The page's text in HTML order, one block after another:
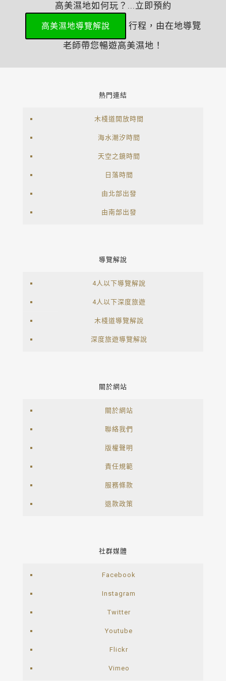
高美濕地如何玩？...立即預約
高美濕地導覽解說
行程，由在地導覽
老師帶您暢遊高美濕地！
熱門連結
木棧道開放時間
海水潮汐時間
天空之鏡時間
日落時間
由北部出發
由南部出發
導覽解說
4人以下導覽解說
4人以下深度旅遊
木棧道導覽解說
深度旅遊導覽解說
關於網站
關於網站
聯絡我們
版權聲明
責任規範
服務條款
退款政策
社群媒體
Facebook
Instagram
Twitter
Youtube
Flickr
Vimeo